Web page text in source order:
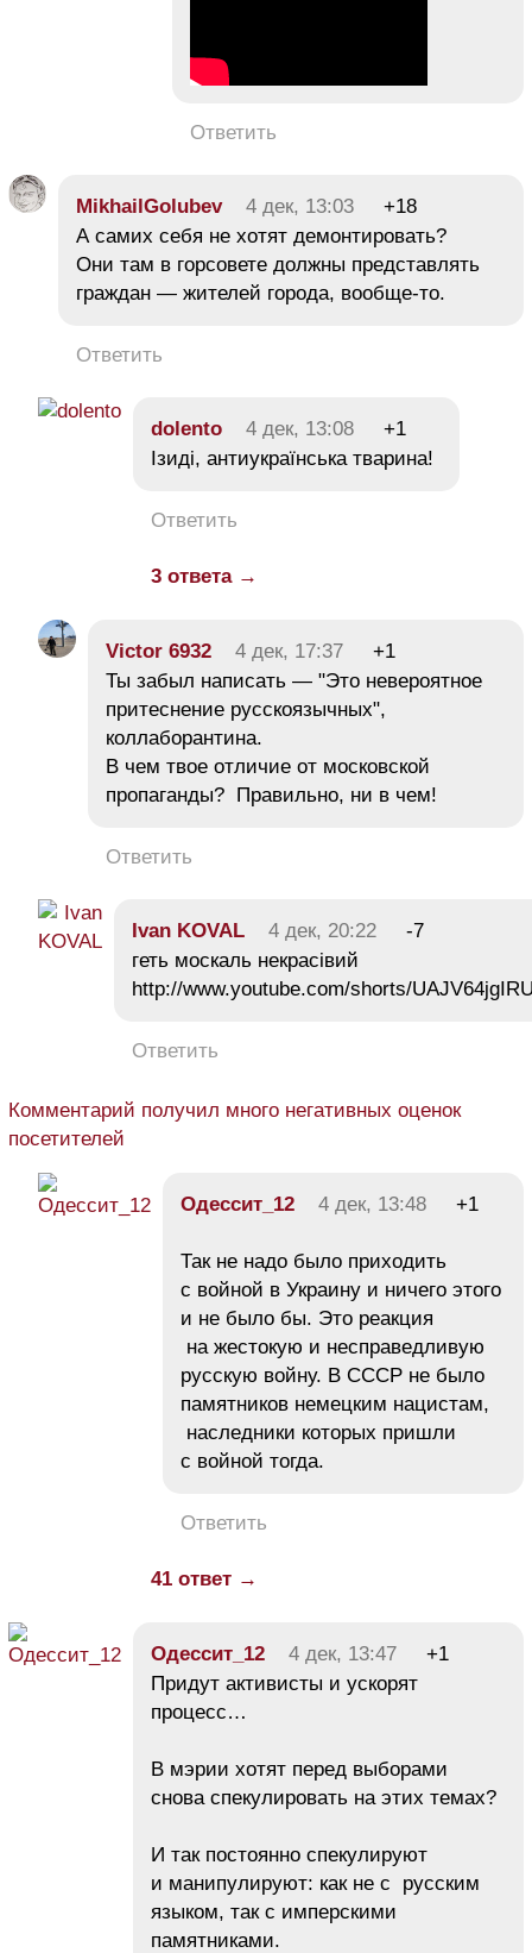
Ответить
MikhailGolubev 4 дек, 13:03
+18
А самих себя не хотят демонтировать?
Они там в горсовете должны представлять
граждан — жителей города, вообще-то.
Ответить
dolento 4 дек, 13:08
+1
Ізиді, антиукраїнська тварина!
Ответить
3 ответа →
Victor 6932 4 дек, 17:37
+1
Ты забыл написать — "Это невероятное
притеснение русскоязычных",
коллаборантина.
В чем твое отличие от московской
пропаганды? Правильно, ни в чем!
Ответить
Ivan KOVAL 4 дек, 20:22
-7
геть москаль некрасівий
http://www.youtube.com/shorts/
Ответить
Комментарий получил много негативных оценок
посетителей
Одессит_12 4 дек, 13:48 +1
Так не надо было приходить
с войной в Украину и ничего этого
и не было бы. Это реакция
на жестокую и несправедливую
русскую войну. В СССР не было
памятников немецким нацистам,
наследники которых пришли
с войной тогда.
Ответить
41 ответ →
Одессит_12 4 дек, 13:47
+1
Придут активисты и ускорят
процесс…
В мэрии хотят перед выборами
снова спекулировать на этих темах?
И так постоянно спекулируют
и манипулируют: как не с русским
языком, так с имперскими
памятниками.